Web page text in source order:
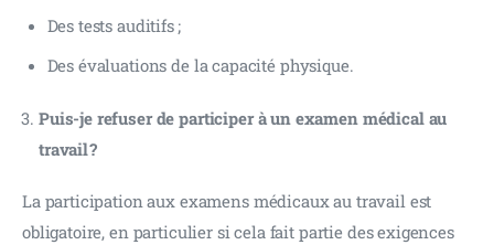
Des tests auditifs ;
Des évaluations de la capacité physique.
Puis-je refuser de participer à un examen médical au
travail ?
La participation aux examens médicaux au travail est
obligatoire, en particulier si cela fait partie des exigences